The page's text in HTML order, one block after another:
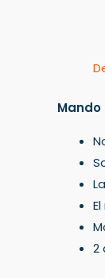
Mando
2